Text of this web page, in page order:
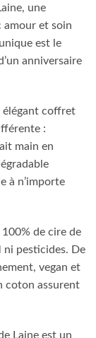
une
amour et soin
est le
anniversaire
élégant coffret
:
main en
à n’importe
de cire de
ni pesticides. De
vegan et
coton assurent
Laine est un